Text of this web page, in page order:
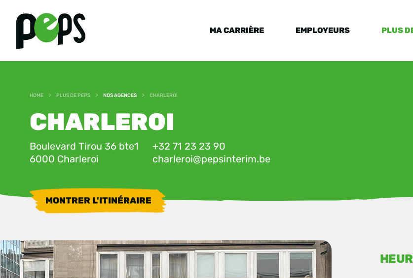
MA CARRIÈRE EMPLOYEURS PLUS
HOME > PLUS DE PEPS > NOS AGENCES > CHARLEROI
CHARLEROI
Boulevard Tirou 36 bte1
6000 Charleroi
+32 71 23 23 90
charleroi@pepsinterim.be
MONTRER L'ITINÉRAIRE